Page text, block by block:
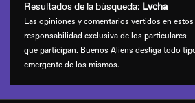
Resultados de la búsqueda: Lvcha
Las opiniones y comentarios vertidos en
responsabilidad exclusiva de los particulares
que participan. Buenos Aliens desliga todo
emergente de los mismos.